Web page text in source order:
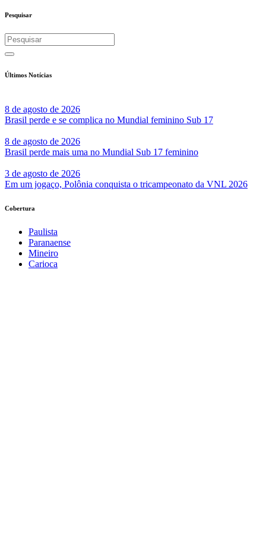
Pesquisar
Últimos Notícias
8 de agosto de 2026
Brasil perde e se complica no Mundial feminino Sub 17
8 de agosto de 2026
Brasil perde mais uma no Mundial Sub 17 feminino
3 de agosto de 2026
Em um jogaço, Polônia conquista o tricampeonato da VNL 2026
Cobertura
Paulista
Paranaense
Mineiro
Carioca